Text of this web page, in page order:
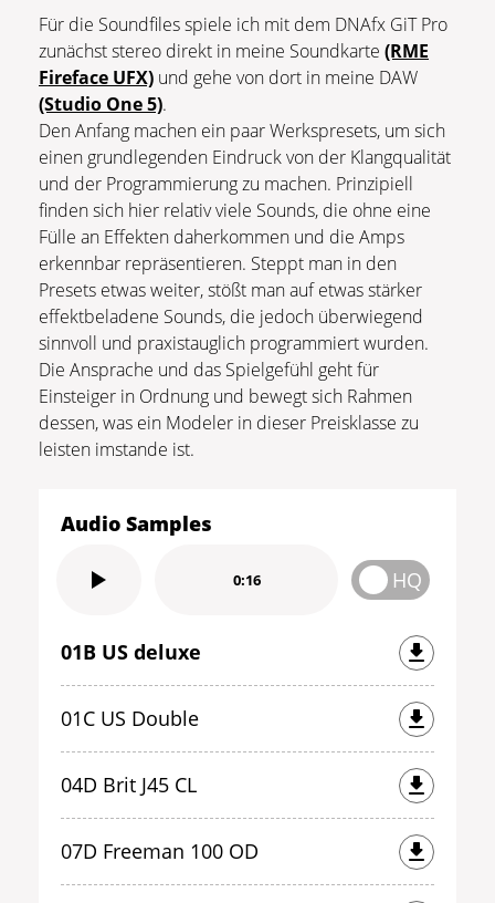
Für die Soundfiles spiele ich mit dem DNAfx GiT Pro
zunächst stereo direkt in meine Soundkarte (RME
Fireface UFX) und gehe von dort in meine DAW
(Studio One 5).
Den Anfang machen ein paar Werkspresets, um sich
einen grundlegenden Eindruck von der Klangqualität
und der Programmierung zu machen. Prinzipiell
finden sich hier relativ viele Sounds, die ohne eine
Fülle an Effekten daherkommen und die Amps
erkennbar repräsentieren. Steppt man in den
Presets etwas weiter, stößt man auf etwas stärker
effektbeladene Sounds, die jedoch überwiegend
sinnvoll und praxistauglich programmiert wurden.
Die Ansprache und das Spielgefühl geht für
Einsteiger in Ordnung und bewegt sich Rahmen
dessen, was ein Modeler in dieser Preisklasse zu
leisten imstande ist.
Audio Samples
0:16 HQ
01B US deluxe
01C US Double
04D Brit J45 CL
07D Freeman 100 OD